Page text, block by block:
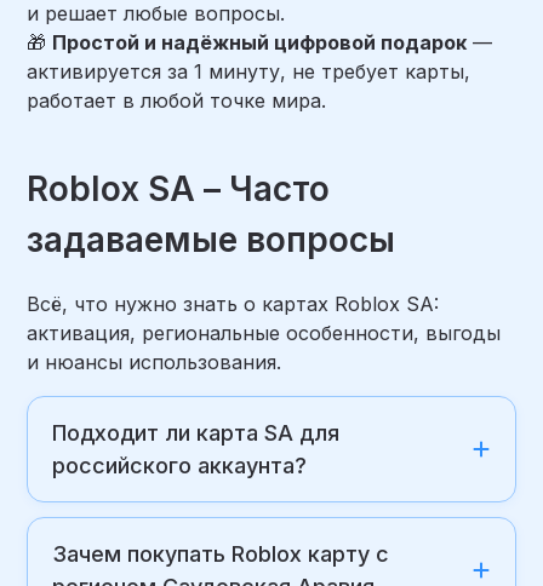
и решает любые вопросы.
🎁 Простой и надёжный цифровой подарок —
активируется за 1 минуту, не требует карты,
работает в любой точке мира.
Roblox SA – Часто
задаваемые вопросы
Всё, что нужно знать о картах Roblox SA:
активация, региональные особенности, выгоды
и нюансы использования.
Подходит ли карта SA для
российского аккаунта?
Зачем покупать Roblox карту с